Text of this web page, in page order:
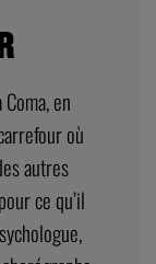
en
où
autres
ce qu’il